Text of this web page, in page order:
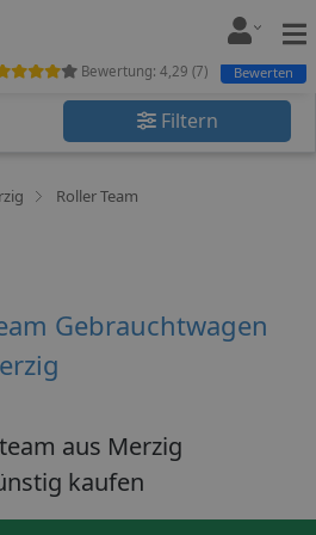
Filtern
Roller Team
Bewertung: 4,29 (7) Bewerten
Gebrauchtwagen
aus Merzig
kaufen